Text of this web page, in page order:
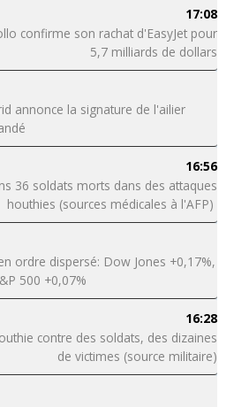
17:08
confirme son rachat d'EasyJet pour
5,7 milliards de dollars
annonce la signature de l'ailier
16:56
36 soldats morts dans des attaques
houthies (sources médicales à l'AFP)
ordre dispersé: Dow Jones +0,17%,
500 +0,07%
16:28
contre des soldats, des dizaines
de victimes (source militaire)